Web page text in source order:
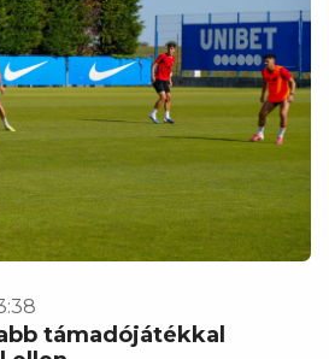
támadójátékkal